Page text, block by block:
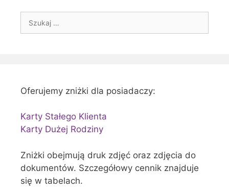
Oferujemy zniżki dla posiadaczy:
Karty Stałego Klienta
Karty Dużej Rodziny
Zniżki obejmują druk zdjęć oraz zdjęcia do
dokumentów. Szczegółowy cennik znajduje
się w tabelach.